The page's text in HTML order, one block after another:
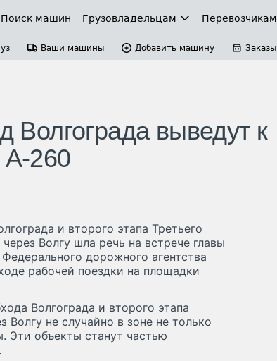
Поиск машин Грузовладельцам Перевозчикам
Ваши машины Добавить машину Заказы
Волгограда выведут к
А-260
и второго этапа Третьего
Волгу шла речь на встрече главы
дорожного агентства
рабочей поездки на площадки
Волгограда и второго этапа
Волгу не случайно в зоне не только
Эти объекты станут частью